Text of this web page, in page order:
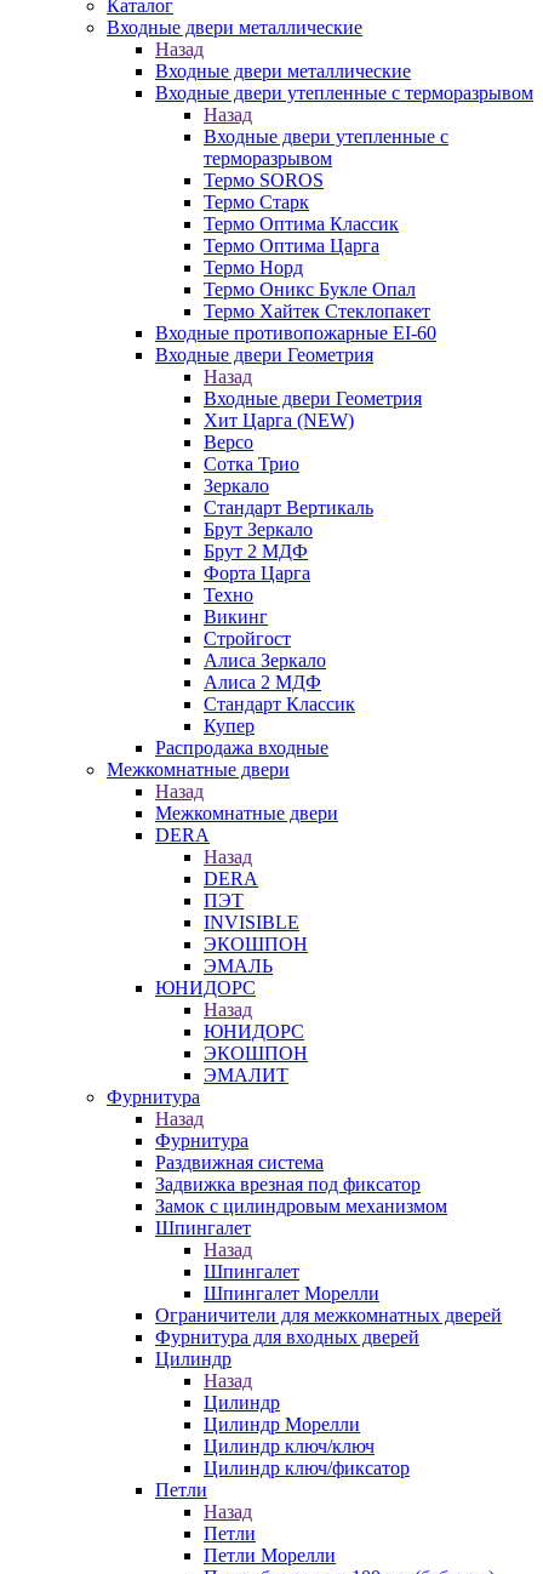
Каталог
Входные двери металлические
Назад
Входные двери металлические
Входные двери утепленные с терморазрывом
Назад
Входные двери утепленные с
терморазрывом
Термо SOROS
Термо Старк
Термо Оптима Классик
Термо Оптима Царга
Термо Норд
Термо Оникс Букле Опал
Термо Хайтек Стеклопакет
Входные противопожарные EI-60
Входные двери Геометрия
Назад
Входные двери Геометрия
Хит Царга (NEW)
Версо
Сотка Трио
Зеркало
Стандарт Вертикаль
Брут Зеркало
Брут 2 МДФ
Форта Царга
Техно
Викинг
Стройгост
Алиса Зеркало
Алиса 2 МДФ
Стандарт Классик
Купер
Распродажа входные
Межкомнатные двери
Назад
Межкомнатные двери
DERA
Назад
DERA
ПЭТ
INVISIBLE
ЭКОШПОН
ЭМАЛЬ
ЮНИДОРС
Назад
ЮНИДОРС
ЭКОШПОН
ЭМАЛИТ
Фурнитура
Назад
Фурнитура
Раздвижная система
Задвижка врезная под фиксатор
Замок с цилиндровым механизмом
Шпингалет
Назад
Шпингалет
Шпингалет Морелли
Ограничители для межкомнатных дверей
Фурнитура для входных дверей
Цилиндр
Назад
Цилиндр
Цилиндр Морелли
Цилиндр ключ/ключ
Цилиндр ключ/фиксатор
Петли
Назад
Петли
Петли Морелли